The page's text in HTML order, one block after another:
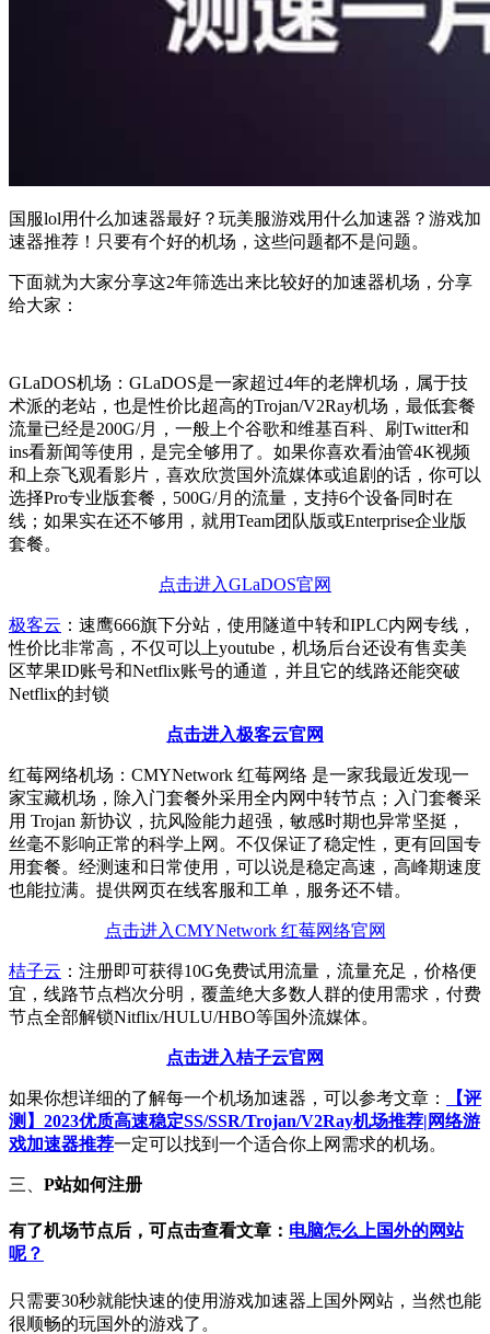
国服lol用什么加速器最好？玩美服游戏用什么加速器？游戏加
速器推荐！只要有个好的机场，这些问题都不是问题。
下面就为大家分享这2年筛选出来比较好的加速器机场，分享
给大家：
GLaDOS机场：GLaDOS是一家超过4年的老牌机场，属于技
术派的老站，也是性价比超高的Trojan/V2Ray机场，最低套餐
流量已经是200G/月，一般上个谷歌和维基百科、刷Twitter和
ins看新闻等使用，是完全够用了。如果你喜欢看油管4K视频
和上奈飞观看影片，喜欢欣赏国外流媒体或追剧的话，你可以
选择Pro专业版套餐，500G/月的流量，支持6个设备同时在
线；如果实在还不够用，就用Team团队版或Enterprise企业版
套餐。
点击进入GLaDOS官网
极客云 ：速鹰666旗下分站，使用隧道中转和IPLC内网专线，
性价比非常高，不仅可以上youtube，机场后台还设有售卖美
区苹果ID账号和Netflix账号的通道，并且它的线路还能突破
Netflix的封锁
点击进入极客云官网
红莓网络机场：CMYNetwork 红莓网络 是一家我最近发现一
家宝藏机场，除入门套餐外采用全内网中转节点；入门套餐采
用 Trojan 新协议，抗风险能力超强，敏感时期也异常坚挺，
丝毫不影响正常的科学上网。不仅保证了稳定性，更有回国专
用套餐。经测速和日常使用，可以说是稳定高速，高峰期速度
也能拉满。提供网页在线客服和工单，服务还不错。
点击进入CMYNetwork 红莓网络官网
桔子云 ：注册即可获得10G免费试用流量，流量充足，价格便
宜，线路节点档次分明，覆盖绝大多数人群的使用需求，付费
节点全部解锁Nitflix/HULU/HBO等国外流媒体。
点击进入桔子云官网
如果你想详细的了解每一个机场加速器，可以参考文章：
【评
测】2023优质高速稳定SS/SSR/Trojan/V2Ray机场推荐|网络游
戏加速器推荐一定可以找到一个适合你上网需求的机场。
三、 P站如何注册
有了机场节点后，可点击查看文章： 电脑怎么上国外的网站
呢？
只需要30秒就能快速的使用游戏加速器上国外网站，当然也能
很顺畅的玩国外的游戏了。